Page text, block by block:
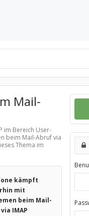
Mail-
im Bereich User-
beim Mail-Abruf via
Thema im
kämpft
mit
beim Mail-
IMAP